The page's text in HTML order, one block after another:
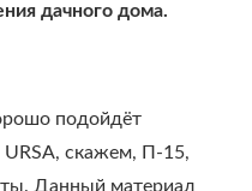
дачного дома.
подойдёт
URSA, скажем, П-15,
Данный материал